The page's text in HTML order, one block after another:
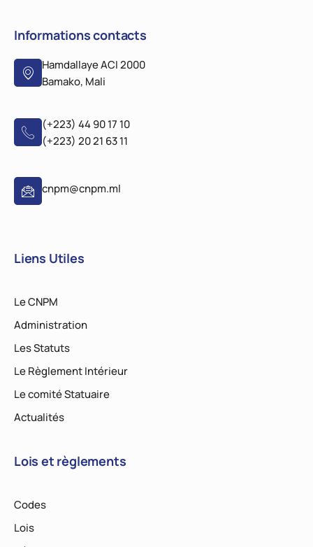
Informations contacts
Hamdallaye ACI 2000
Bamako, Mali
(+223) 44 90 17 10
(+223) 20 21 63 11
cnpm@cnpm.ml
Liens Utiles
Le CNPM
Administration
Les Statuts
Le Règlement Intérieur
Le comité Statuaire
Actualités
Lois et règlements
Codes
Lois